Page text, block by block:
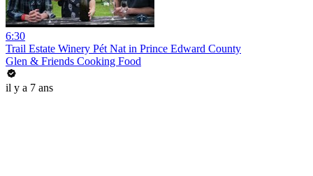
6:30
Trail Estate Winery Pét Nat in Prince Edward County
Glen & Friends Cooking Food
il y a 7 ans